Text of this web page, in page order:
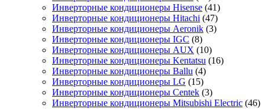
Инверторные кондиционеры Hisense (41)
Инверторные кондиционеры Hitachi (47)
Инверторные кондиционеры Aeronik (3)
Инверторные кондиционеры IGC (8)
Инверторные кондиционеры AUX (10)
Инверторные кондиционеры Kentatsu (16)
Инверторные кондиционеры Ballu (4)
Инверторные кондиционеры LG (15)
Инверторные кондиционеры Centek (3)
Инверторные кондиционеры Mitsubishi Electric (46)